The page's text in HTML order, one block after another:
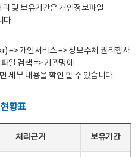
및 보유기간은 개인정보파일
다.
개인서비스 => 정보주체 권리행사
일 검색 => 기관명에
세부 내용을 확인 할 수 있습니다.
황표
처리근거 보유기간